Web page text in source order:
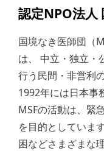
認定NPO法人
国境なき医師団（
は、 中立・独立・
行う民間・非営利
1992年には日本事
MSFの活動は、緊
を目的としていま
困などさまざまな